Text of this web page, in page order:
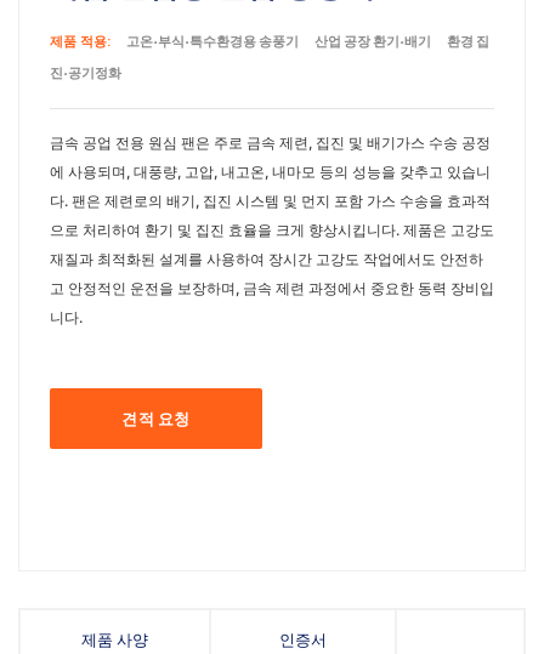
제품 적용: 고온·부식·특수환경용 송풍기 산업 공장 환기·배기
환경 집
진·공기정화
금속 공업 전용 원심 팬은 주로 금속 제련, 집진 및 배기가스 수송 공정
에 사용되며, 대풍량, 고압, 내고온, 내마모 등의 성능을 갖추고 있습니
다. 팬은 제련로의 배기, 집진 시스템 및 먼지 포함 가스 수송을 효과적
으로 처리하여 환기 및 집진 효율을 크게 향상시킵니다. 제품은 고강도
재질과 최적화된 설계를 사용하여 장시간 고강도 작업에서도 안전하
고 안정적인 운전을 보장하며, 금속 제련 과정에서 중요한 동력 장비입
니다.
견적 요청
제품 사양 인증서